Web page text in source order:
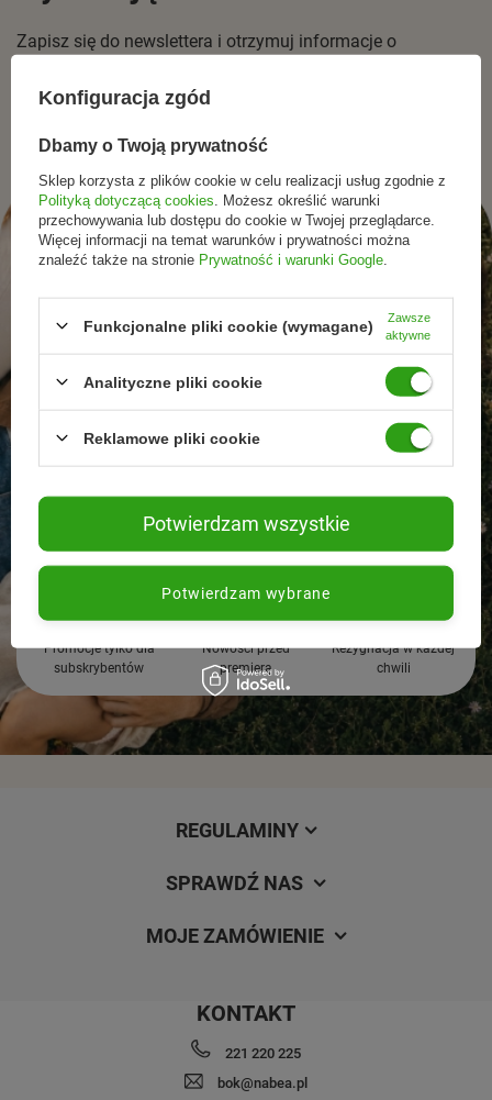
Zapisz się do newslettera i otrzymuj informacje o
naturalnej pielęgnacjii zdrowego stylu życia.
Promocje tylko dla
subskrybentów
Nowości przed
premierą
Rezygnacja w każdej
chwili
REGULAMINY
SPRAWDŹ NAS
MOJE ZAMÓWIENIE
KONTAKT
221 220 225
bok@nabea.pl
Konfiguracja zgód
Dbamy o Twoją prywatność
Sklep korzysta z plików cookie w celu realizacji usług zgodnie z
Polityką dotyczącą cookies . Możesz określić warunki
przechowywania lub dostępu do cookie w Twojej przeglądarce.
Więcej informacji na temat warunków i prywatności można
znaleźć także na stronie Prywatność i warunki Google
Funkcjonalne pliki cookie (wymagane)
Zawsze
aktywne
Analityczne pliki cookie
Reklamowe pliki cookie
Potwierdzam wybrane
Potwierdzam wszystkie